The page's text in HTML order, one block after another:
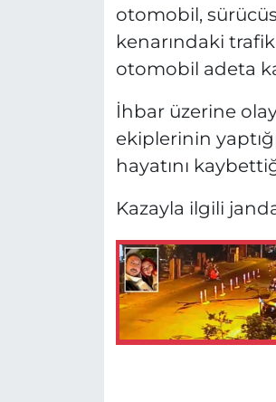
otomobil,
kenarındaki
otomobil adeta
İhbar üzerine
ekiplerinin
hayatını
Kazayla ilgili